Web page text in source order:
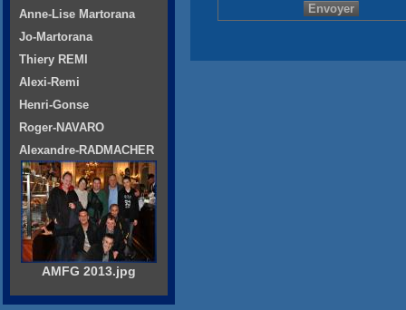
Anne-Lise Martorana
Jo-Martorana
Thiery REMI
Alexi-Remi
Henri-Gonse
Roger-NAVARO
Alexandre-RADMACHER
AMFG 2013.jpg